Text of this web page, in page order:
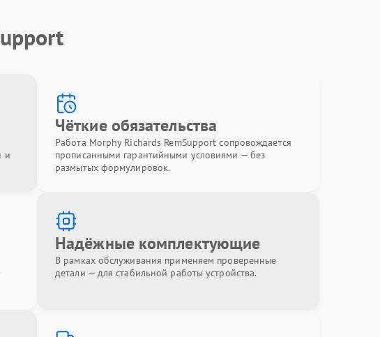
и
Чёткие обязательства
Работа Morphy Richards RemSupport сопровождается
прописанными гарантийными условиями — без
размытых формулировок.
Надёжные комплектующие
В рамках обслуживания применяем проверенные
детали — для стабильной работы устройства.